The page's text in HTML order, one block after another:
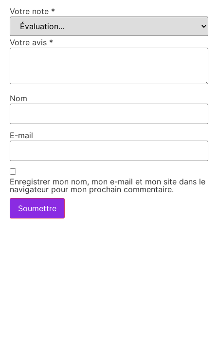
Votre note *
Votre avis *
Nom
E-mail
Enregistrer mon nom, mon e-mail et mon site dans le
navigateur pour mon prochain commentaire.